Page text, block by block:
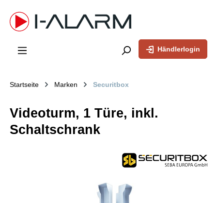
springen
Händlerlogin
Startseite Marken Securitbox
Videoturm, 1 Türe, inkl.
Schaltschrank